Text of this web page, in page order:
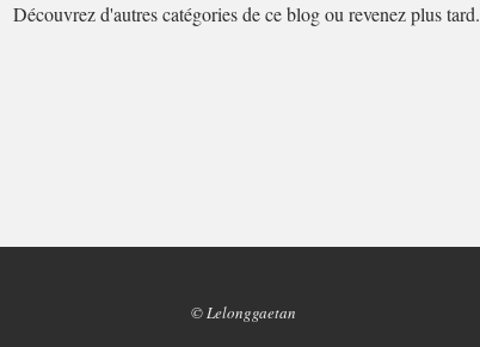
Découvrez d'autres catégories de ce blog ou revenez plus tard.
© Lelonggaetan